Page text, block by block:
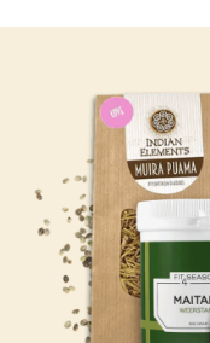
worden
op
de
productpagina